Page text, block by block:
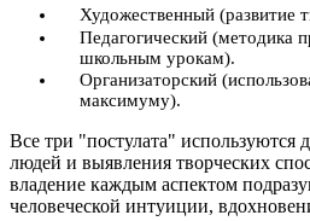
Художественный (развитие
Педагогический (методика
школьным урокам).
Организаторский
максимуму).
Все три "постулата" используются
людей и выявления творческих
владение каждым аспектом
человеческой интуиции,